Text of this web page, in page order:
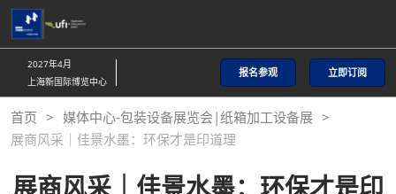
直
接
跳
至
内
容
2027年4月
上海新国际博览中心
报名参观 立即订阅
首页
媒体中心-包装设备展览会|纸箱加工设备展
展商风采｜佳景水墨：环保才是印道理
展商风采｜佳景水墨：环保才是印